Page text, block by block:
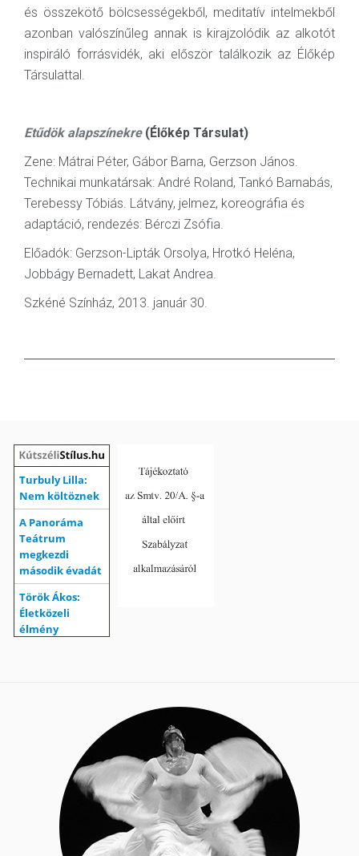
és összekötő bölcsességekből, meditatív intelmekből
azonban valószínűleg annak is kirajzolódik az alkotót
inspiráló forrásvidék, aki először találkozik az Élőkép
Társulattal.
Etűdök alapszínekre(Élőkép Társulat)
Zene: Mátrai Péter, Gábor Barna, Gerzson János.
Technikai munkatársak: André Roland, Tankó Barnabás,
Terebessy Tóbiás. Látvány, jelmez, koreográfia és
adaptáció, rendezés: Bérczi Zsófia.
Előadók: Gerzson-Lipták Orsolya, Hrotkó Heléna,
Jobbágy Bernadett, Lakat Andrea.
Szkéné Színház, 2013. január 30.